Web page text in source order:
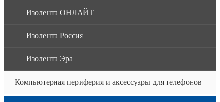
Изолента ОНЛАЙТ
Изолента Россия
Изолента Эра
Компьютерная периферия и аксессуары для телефонов